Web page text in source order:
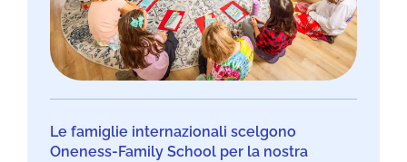
Le famiglie internazionali scelgono
Oneness-Family School per la nostra